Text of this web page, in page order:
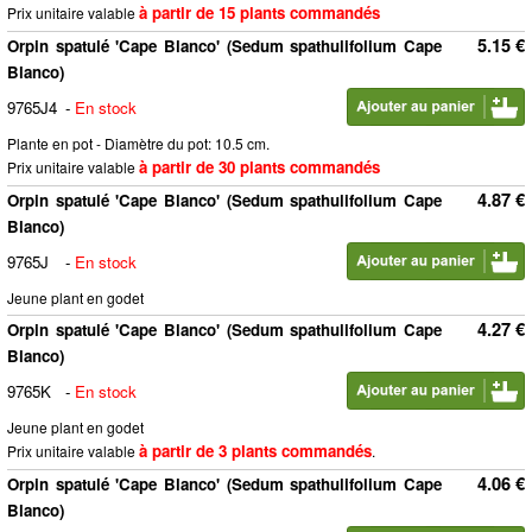
Prix unitaire valableà partir de 15 plants commandés
5.15 €
Orpin spatulé 'Cape Blanco' (Sedum spathulifolium Cape
Blanco)
9765J4 - En stock
Plante en pot - Diamètre du pot: 10.5 cm.
Prix unitaire valableà partir de 30 plants commandés
4.87 €
Orpin spatulé 'Cape Blanco' (Sedum spathulifolium Cape
Blanco)
9765J
- En stock
Jeune plant en godet
4.27 €
Orpin spatulé 'Cape Blanco' (Sedum spathulifolium Cape
Blanco)
9765K
- En stock
Jeune plant en godet
Prix unitaire valableà partir de 3 plants commandés.
4.06 €
Orpin spatulé 'Cape Blanco' (Sedum spathulifolium Cape
Blanco)